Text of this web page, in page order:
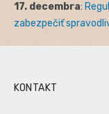
17. decembra:
zabezpečiť
KONTAKT